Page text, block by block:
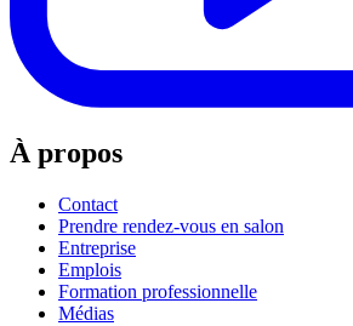
À propos
Contact
Prendre rendez-vous en salon
Entreprise
Emplois
Formation professionnelle
Médias